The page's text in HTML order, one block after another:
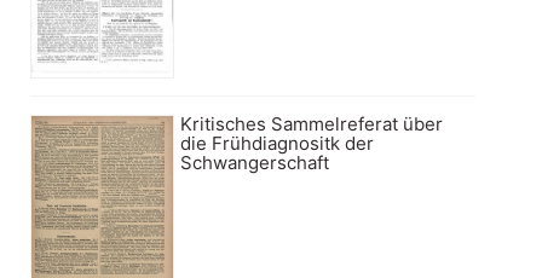
Kritisches Sammelreferat über
die Frühdiagnositk der
Schwangerschaft